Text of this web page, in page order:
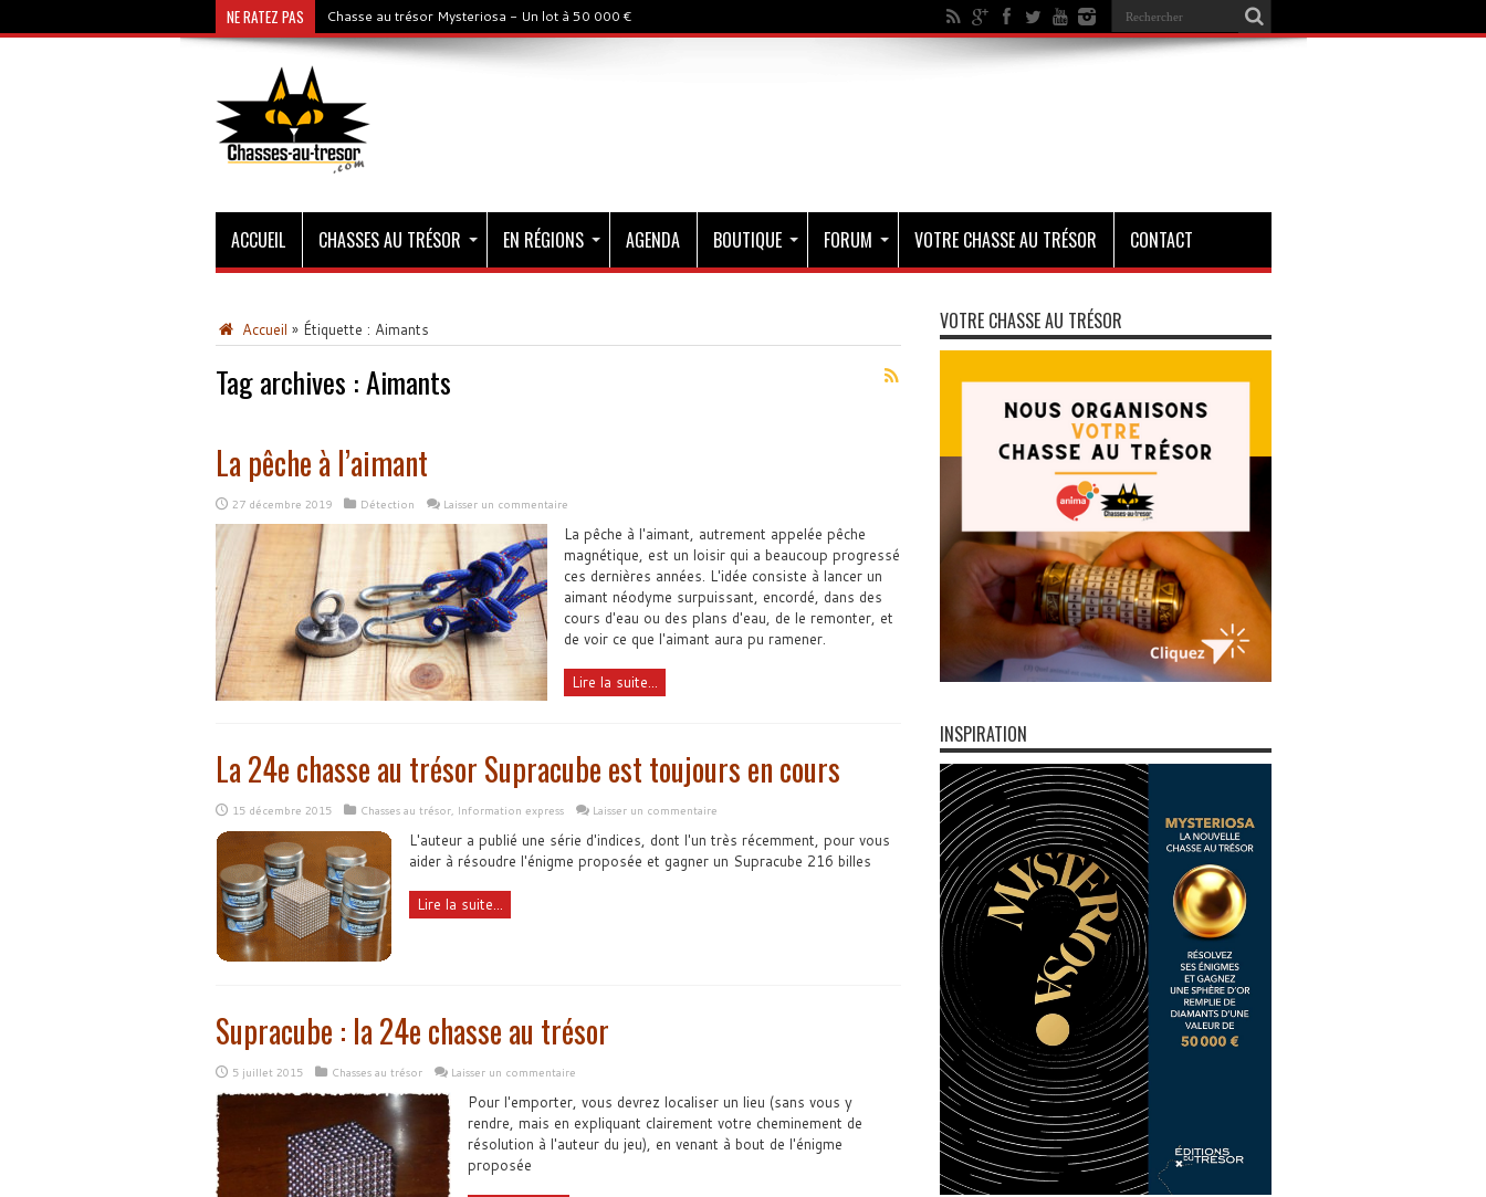
NE RATEZ PAS Chasse au trésor Mysteriosa - Un lot à 50 000 €
ACCUEIL CHASSES AU TRÉSOR EN RÉGIONS AGENDA BOUTIQUE FORUM VOTRE CHASSE AU TRÉSOR CONTACT
Accueil » Étiquette : Aimants
Tag archives :Aimants
La pêche à l’aimant
27 décembre 2019 Détection Laisser un commentaire
La pêche à l'aimant, autrement appelée pêche
magnétique, est un loisir qui a beaucoup progressé
ces dernières années. L'idée consiste à lancer un
aimant néodyme surpuissant, encordé, dans des
cours d'eau ou des plans d'eau, de le remonter, et
de voir ce que l'aimant aura pu ramener.
Lire la suite...
La 24e chasse au trésor Supracube est toujours en cours
15 décembre 2015 Chasses au trésor, Information express Laisser un commentaire
L'auteur a publié une série d'indices, dont l'un très récemment, pour vous
aider à résoudre l'énigme proposée et gagner un Supracube 216 billes
Lire la suite...
Supracube : la 24e chasse au trésor
5 juillet 2015 Chasses au trésor Laisser un commentaire
Pour l'emporter, vous devrez localiser un lieu (sans vous y
rendre, mais en expliquant clairement votre cheminement de
résolution à l'auteur du jeu), en venant à bout de l'énigme
proposée
VOTRE CHASSE AU TRÉSOR
INSPIRATION